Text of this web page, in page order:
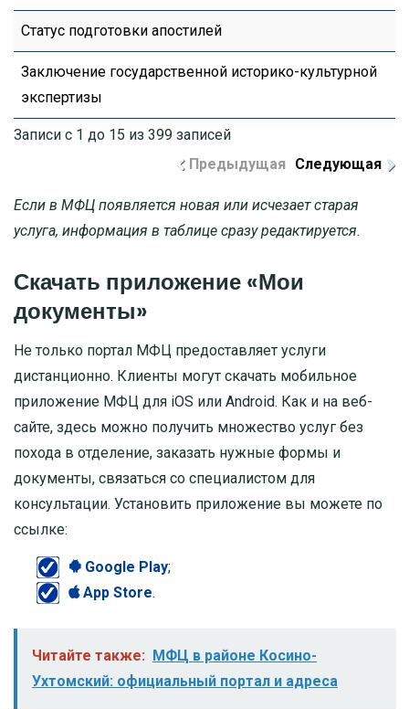
Статус подготовки апостилей
Заключение государственной историко-культурной
экспертизы
Записи с 1 до 15 из 399 записей
Предыдущая Следующая
Если в МФЦ появляется новая или исчезает старая
услуга, информация в таблице сразу редактируется.
Скачать приложение «Мои
документы»
Не только портал МФЦ предоставляет услуги
дистанционно. Клиенты могут скачать мобильное
приложение МФЦ для iOS или Android. Как и на веб-
сайте, здесь можно получить множество услуг без
похода в отделение, заказать нужные формы и
документы, связаться со специалистом для
консультации. Установить приложение вы можете по
ссылке:
Google Play;
App Store.
Читайте также:
МФЦ в районе Косино-
Ухтомский: официальный портал и адреса